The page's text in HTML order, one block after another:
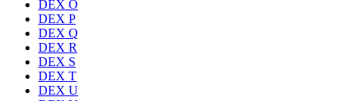
DEX O
DEX P
DEX Q
DEX R
DEX S
DEX T
DEX U